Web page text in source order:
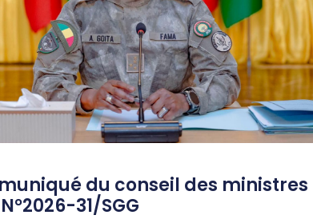
du conseil des ministres
31/SGG